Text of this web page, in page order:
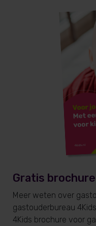
Gratis brochure
Meer weten over
gastouderbureau
4Kids brochure voor